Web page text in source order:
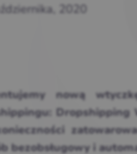
2020
nową
Dropshipping
bezobsługowy i